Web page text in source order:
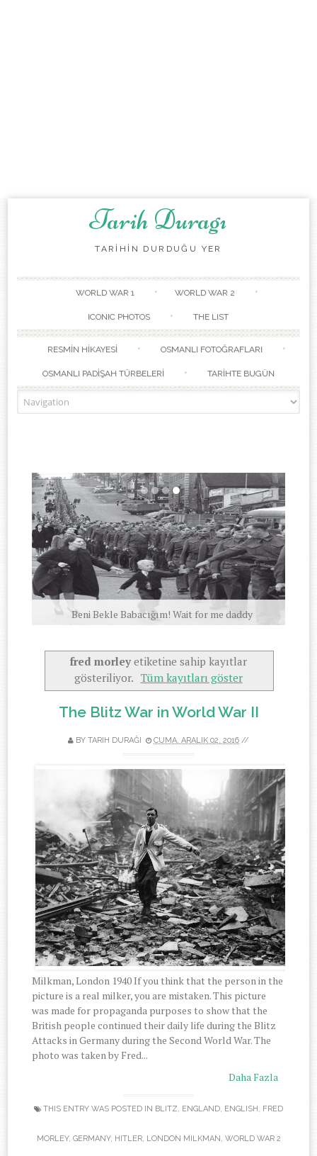
Tarih Duragı
TARİHİN DURDUĞU YER
WORLD WAR 1 WORLD WAR 2
ICONIC PHOTOS THE LIST
RESMİN HİKAYESİ OSMANLI FOTOĞRAFLARI
OSMANLI PADİŞAH TÜRBELERİ TARİHTE BUGÜN
1.Dünya Savaşı Gaz Maskeleri
Beni Bekle Babacığım! Wait for me daddy
fred morleyetiketine sahip kayıtlar
gösteriliyor. Tüm kayıtları göster
The Blitz War in World War II
BY TARIH DURAĞI CUMA, ARALIK 02, 2016 //
Milkman, London 1940 If you think that the person in the
picture is a real milker, you are mistaken. This picture
was made for propaganda purposes to show that the
British people continued their daily life during the Blitz
Attacks in Germany during the Second World War. The
photo was taken by Fred...
Daha Fazla
THIS ENTRY WAS POSTED IN BLITZ, ENGLAND, ENGLISH, FRED
MORLEY, GERMANY, HITLER, LONDON MILKMAN, WORLD WAR 2